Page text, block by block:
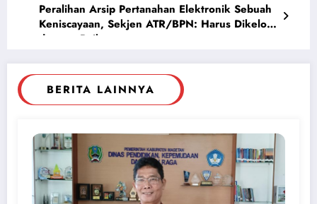
Peralihan Arsip Pertanahan Elektronik Sebuah
Keniscayaan, Sekjen ATR/BPN: Harus Dikelola
dengan Baik
BERITA LAINNYA